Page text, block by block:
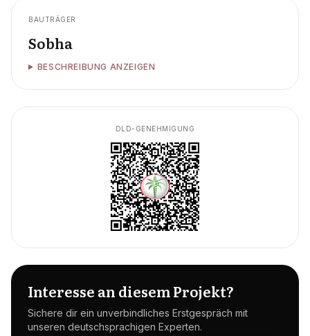
BAUTRÄGER
Sobha
BESCHREIBUNG ANZEIGEN
DLD-GENEHMIGUNG
Interesse an diesem Projekt?
Sichere dir ein unverbindliches Erstgespräch mit
unseren deutschsprachigen Experten.